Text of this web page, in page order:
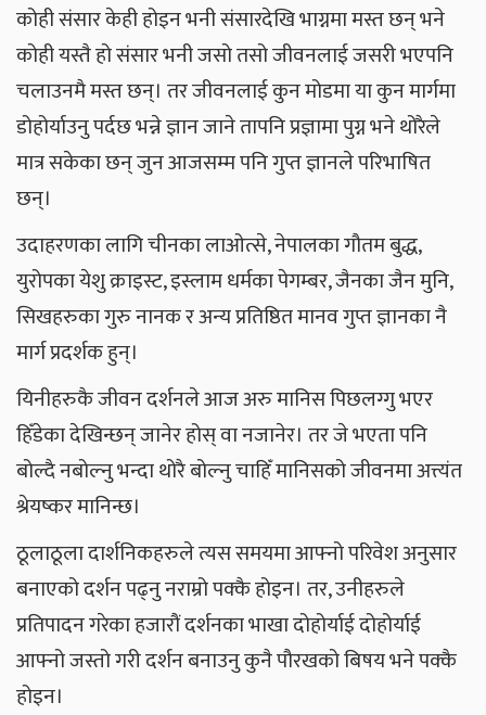
कोही संसार केही होइन भनी संसारदेखि भाग्नमा मस्त छन् भने
कोही यस्तै हो संसार भनी जसो तसो जीवनलाई जसरी भएपनि
चलाउनमै मस्त छन्। तर जीवनलाई कुन मोडमा या कुन मार्गमा
डोहोर्याउनु पर्दछ भन्ने ज्ञान जाने तापनि प्रज्ञामा पुग्न भने थोरैले
मात्र सकेका छन् जुन आजसम्म पनि गुप्त ज्ञानले परिभाषित
छन्।
उदाहरणका लागि चीनका लाओत्से, नेपालका गौतम बुद्ध,
युरोपका येशु क्राइस्ट, इस्लाम धर्मका पेगम्बर, जैनका जैन मुनि,
सिखहरुका गुरु नानक र अन्य प्रतिष्ठित मानव गुप्त ज्ञानका नै
मार्ग प्रदर्शक हुन्।
यिनीहरुकै जीवन दर्शनले आज अरु मानिस पिछलग्गु भएर
हिँडेका देखिन्छन् जानेर होस् वा नजानेर। तर जे भएता पनि
बोल्दै नबोल्नु भन्दा थोरै बोल्नु चाहिँ मानिसको जीवनमा अत्त्यंत
श्रेयष्कर मानिन्छ।
ठूलाठूला दार्शनिकहरुले त्यस समयमा आफ्नो परिवेश अनुसार
बनाएको दर्शन पढ्नु नराम्रो पक्कै होइन। तर, उनीहरुले
प्रतिपादन गरेका हजारौं दर्शनका भाखा दोहोर्याई दोहोर्याई
आफ्नो जस्तो गरी दर्शन बनाउनु कुनै पौरखको बिषय भने पक्कै
होइन।